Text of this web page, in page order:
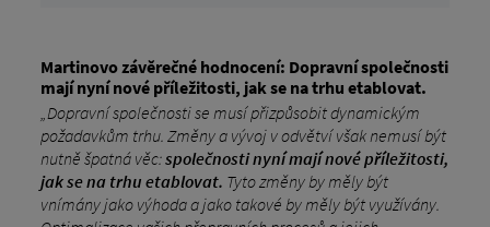
Martinovo závěrečné hodnocení: Dopravní společnosti
mají nyní nové příležitosti, jak se na trhu etablovat.
„Dopravní společnosti se musí přizpůsobit dynamickým
požadavkům trhu. Změny a vývoj v odvětví však nemusí být
nutně špatná věc:společnosti nyní mají nové příležitosti,
jak se na trhu etablovat. Tyto změny by měly být
vnímány jako výhoda a jako takové by měly být využívány.